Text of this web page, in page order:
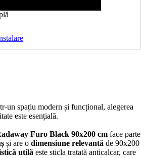
un spațiu modern și funcțional, alegerea
este esențială.
Furo Black 90x200 cm face parte
și are o dimensiune relevantă de 90x200
utilă este sticla tratată anticalcar, care